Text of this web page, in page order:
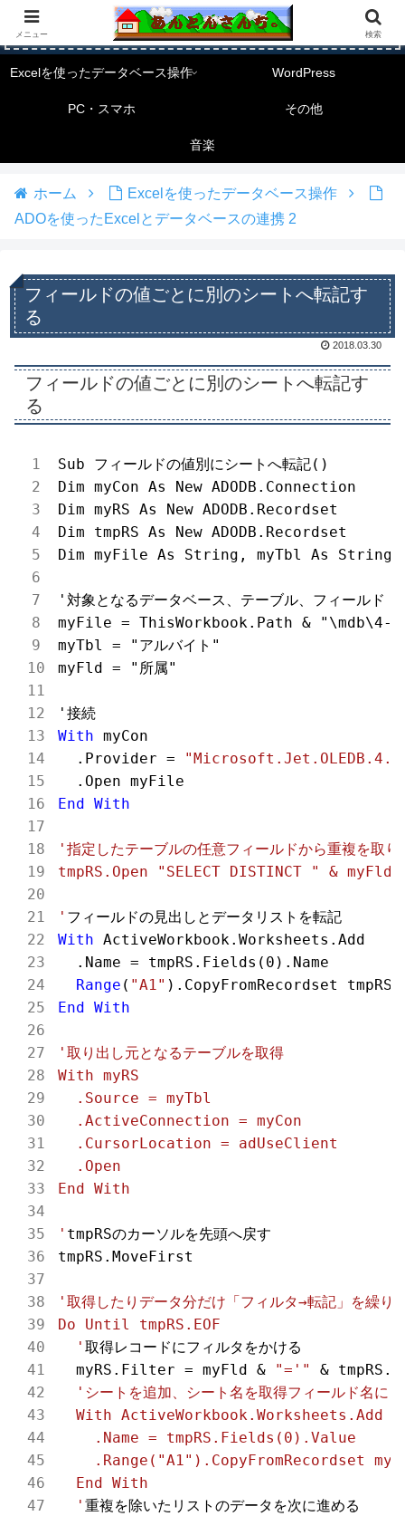
Excelを使ったデータベース操作 WordPress
PC・スマホ その他
音楽
ホーム
Excelを使ったデータベース操作
ADOを使ったExcelとデータベースの連携 2
フィールドの値ごとに別のシートへ転記す
る
2018.03.30
フィールドの値ごとに別のシートへ転記す
る
Sub フィールドの値別にシートへ転記()
Dim myCon As New ADODB.Connection
Dim myRS As New ADODB.Recordset
Dim tmpRS As New ADODB.Recordset
Dim myFile As String, myTbl As
'対象となるデータベース、テーブル、フィールド
myFile = ThisWorkbook.Path & "\mdb\4-
myTbl = "アルバイト"
myFld = "所属"
With myCon
  .Provider =
End
With
'指定したテーブルの任意フィールドから重複を取り
tmpRS.Open "SELECT DISTINCT " &
'
With ActiveWorkbook.Worksheets.Add
  .Name = tmpRS.Fields(
0 ).Name
Range ( "A1"
End
With
'取り出し元となるテーブルを取得
With myRS
  .Source = myTbl
  .ActiveConnection = myCon
  .CursorLocation = adUseClient
  .Open
End With
' tmpRSのカーソルを先頭へ戻す
tmpRS.MoveFirst
'取得したりデータ分だけ「フィルタ→転記」を繰り
Do Until tmpRS.EOF
  '
取得レコードにフィルタをかける
  myRS.Filter = myFld &
"='"
&
'シートを追加、シート名を取得フィールド名に
  With ActiveWorkbook.Worksheets.Add
    .Name = tmpRS.Fields(0).Value
.Range("A1").CopyFromRecordset
  End With
  '
重複を除いたリストのデータを次に進める
メニュー 検索